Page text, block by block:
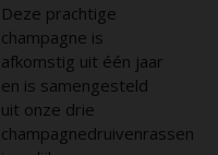
Deze prachtige
champagne is
afkomstig uit één jaar
en is samengesteld
uit onze drie
champagnedruivenrassen